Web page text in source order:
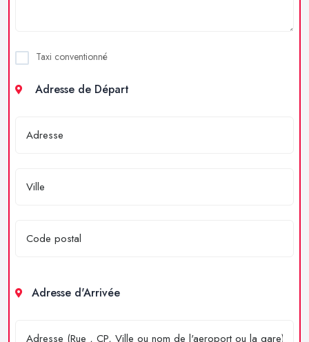
Taxi conventionné
Adresse de Départ
Adresse d'Arrivée